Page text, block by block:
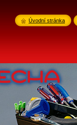
Úvodní stránka